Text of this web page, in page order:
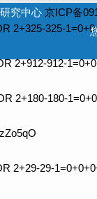
2+325-325-
2+912-912-
2+180-180-
2+29-29-
究中心 京ICP备